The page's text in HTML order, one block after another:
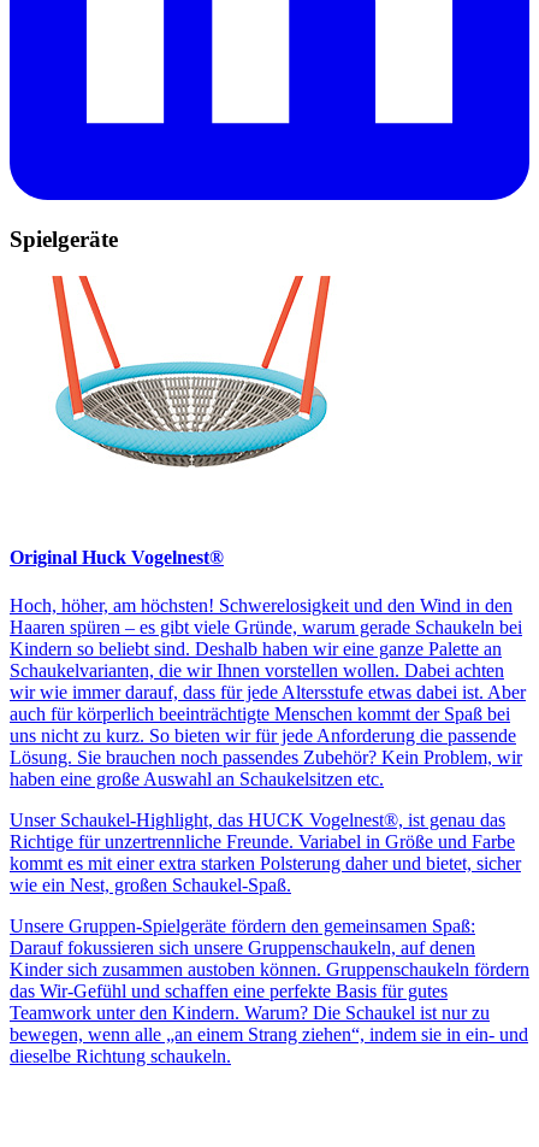
Spielgeräte
Original Huck Vogelnest®
Hoch, höher, am höchsten! Schwerelosigkeit und den Wind in den
Haaren spüren – es gibt viele Gründe, warum gerade Schaukeln bei
Kindern so beliebt sind. Deshalb haben wir eine ganze Palette an
Schaukelvarianten, die wir Ihnen vorstellen wollen. Dabei achten
wir wie immer darauf, dass für jede Altersstufe etwas dabei ist. Aber
auch für körperlich beeinträchtigte Menschen kommt der Spaß bei
uns nicht zu kurz. So bieten wir für jede Anforderung die passende
Lösung. Sie brauchen noch passendes Zubehör? Kein Problem, wir
haben eine große Auswahl an Schaukelsitzen etc.
Unser Schaukel-Highlight, das HUCK Vogelnest®, ist genau das
Richtige für unzertrennliche Freunde. Variabel in Größe und Farbe
kommt es mit einer extra starken Polsterung daher und bietet, sicher
wie ein Nest, großen Schaukel-Spaß.
Unsere Gruppen-Spielgeräte fördern den gemeinsamen Spaß:
Darauf fokussieren sich unsere Gruppenschaukeln, auf denen
Kinder sich zusammen austoben können. Gruppenschaukeln fördern
das Wir-Gefühl und schaffen eine perfekte Basis für gutes
Teamwork unter den Kindern. Warum? Die Schaukel ist nur zu
bewegen, wenn alle „an einem Strang ziehen“, indem sie in ein- und
dieselbe Richtung schaukeln.